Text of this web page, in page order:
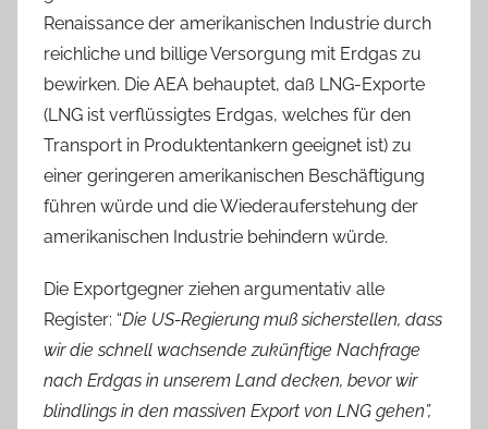
Renaissance der amerikanischen Industrie durch
reichliche und billige Versorgung mit Erdgas zu
bewirken. Die AEA behauptet, daß LNG-Exporte
(LNG ist verflüssigtes Erdgas, welches für den
Transport in Produktentankern geeignet ist) zu
einer geringeren amerikanischen Beschäftigung
führen würde und die Wiederauferstehung der
amerikanischen Industrie behindern würde.
Die Exportgegner ziehen argumentativ alle
Register: “Die US-Regierung muß sicherstellen, dass
wir die schnell wachsende zukünftige Nachfrage
nach Erdgas in unserem Land decken, bevor wir
blindlings in den massiven Export von LNG gehen”,